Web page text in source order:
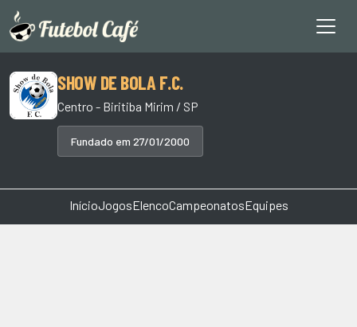
SHOW DE BOLA F.C.
Centro - Biritiba Mirim / SP
Fundado em 27/01/2000
InícioJogosElencoCampeonatosEquipes